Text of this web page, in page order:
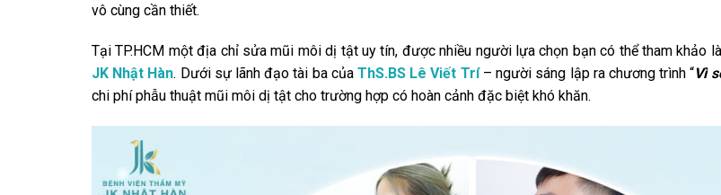
vô cùng cần thiết.
Tại TP.HCM một địa chỉ sửa mũi môi dị tật uy tín, được nhiều người lựa chọn bạn có thể tham khảo là
JK Nhật Hàn. Dưới sự lãnh đạo tài ba củaThS.BS Lê Viết Trí– người sáng lập ra chương trình “Vì
chi phí phẫu thuật mũi môi dị tật cho trường hợp có hoàn cảnh đặc biệt khó khăn.